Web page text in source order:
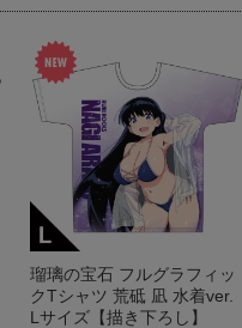
瑠璃の宝石 フルグラフィッ
クTシャツ 荒砥 凪 水着ver.
Lサイズ【描き下ろし】